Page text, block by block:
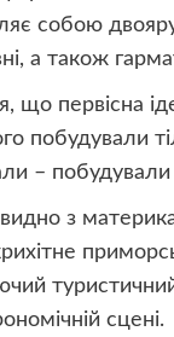
собою
а також
що первісна
побудували
–
з
сцені.